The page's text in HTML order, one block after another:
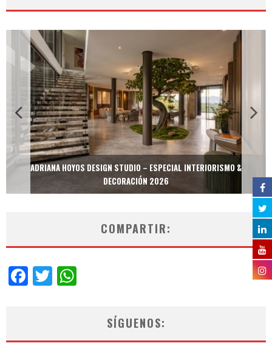
ADRIANA HOYOS DESIGN STUDIO – ESPECIAL INTERIORISMO &
DECORACIÓN 2026
COMPARTIR:
Facebook
Twitter
SÍGUENOS: